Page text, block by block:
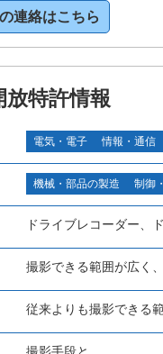
連絡はこちら
放特許情報
電気・電子 情報・通信
機械・部品の製造 制御
ドライブレコーダー、
撮影できる範囲が広く
従来よりも撮影できる